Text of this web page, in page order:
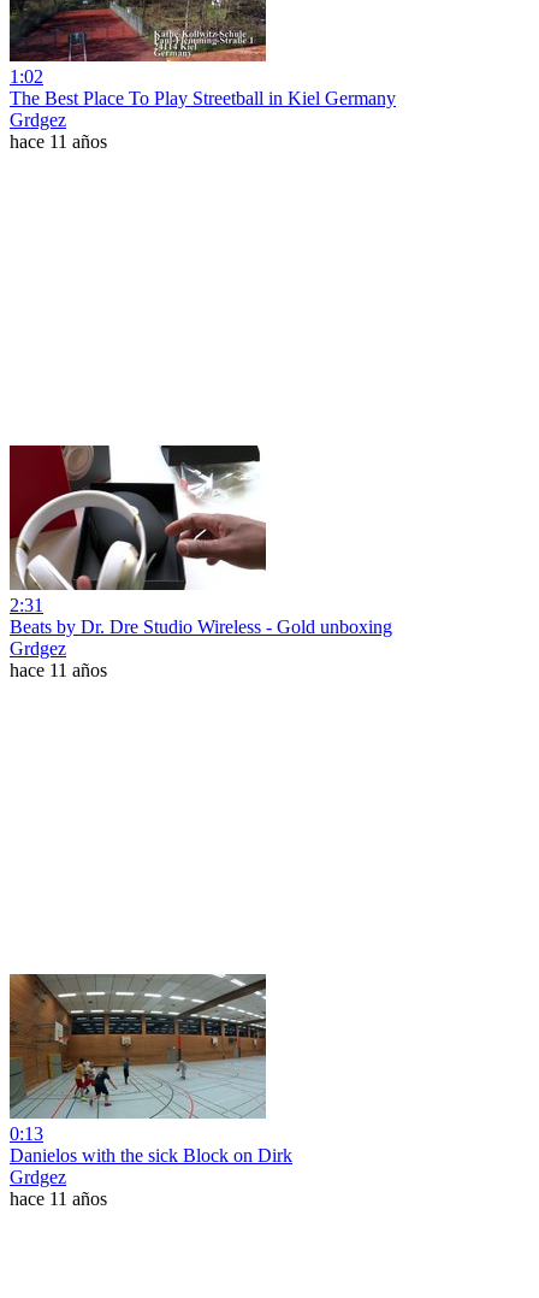
1:02
The Best Place To Play Streetball in Kiel Germany
Grdgez
hace 11 años
2:31
Beats by Dr. Dre Studio Wireless - Gold unboxing
Grdgez
hace 11 años
0:13
Danielos with the sick Block on Dirk
Grdgez
hace 11 años